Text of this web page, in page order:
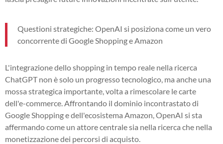
Questioni strategiche: OpenAI si posiziona come un vero
concorrente di Google Shopping e Amazon
L'integrazione dello shopping in tempo reale nella ricerca
ChatGPT non è solo un progresso tecnologico, ma anche una
mossa strategica importante, volta a rimescolare le carte
dell'e-commerce. Affrontando il dominio incontrastato di
Google Shopping e dell'ecosistema Amazon, OpenAI si sta
affermando come un attore centrale sia nella ricerca che nella
monetizzazione dei percorsi di acquisto.